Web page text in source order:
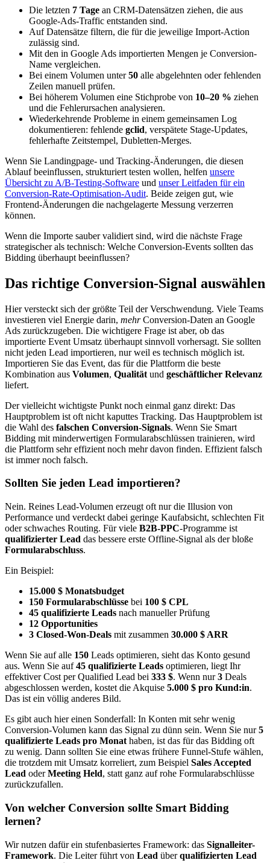
Die letzten 7 Tage an CRM-Datensätzen ziehen, die aus
Google-Ads-Traffic entstanden sind.
Auf Datensätze filtern, die für die jeweilige Import-Action
zulässig sind.
Mit den in Google Ads importierten Mengen je Conversion-
Name vergleichen.
Bei einem Volumen unter50 alle abgelehnten oder fehlenden
Zeilen manuell prüfen.
Bei höherem Volumen eine Stichprobe von 10–20 % ziehen
und die Fehlerursachen analysieren.
Wiederkehrende Probleme in einem gemeinsamen Log
dokumentieren: fehlende gclid, verspätete Stage-Updates,
fehlerhafte Zeitstempel, Dubletten-Merges.
Wenn Sie Landingpage- und Tracking-Änderungen, die diesen
Ablauf beeinflussen, strukturiert testen wollen, helfen unsere
Übersicht zu A/B-Testing-Software und unser Leitfaden für ein
Conversion-Rate-Optimisation-Audit. Beide zeigen gut, wie
Frontend-Änderungen die nachgelagerte Messung verzerren
können.
Wenn die Importe sauber validiert sind, wird die nächste Frage
strategischer als technisch: Welche Conversion-Events sollten das
Bidding überhaupt beeinflussen?
Das richtige Conversion-Signal auswählen
Hier versteckt sich der größte Teil der Verschwendung. Viele Teams
investieren viel Energie darin, mehrConversion-Daten an Google
Ads zurückzugeben. Die wichtigere Frage ist aber, ob das
importierte Event Umsatz überhaupt sinnvoll vorhersagt. Sie sollten
nicht jeden Lead importieren, nur weil es technisch möglich ist.
Importieren Sie das Event, das für die Plattform die beste
Kombination aus Volumen, Qualität und geschäftlicher Relevanz
liefert.
Der vielleicht wichtigste Punkt noch einmal ganz direkt: Das
Hauptproblem ist oft nicht kaputtes Tracking. Das Hauptproblem ist
die Wahl des falschen Conversion-Signals. Wenn Sie Smart
Bidding mit minderwertigen Formularabschlüssen trainieren, wird
die Plattform sehr effizient noch mehr davon finden. Effizient falsch
ist immer noch falsch.
Sollten Sie jeden Lead importieren?
Nein. Reines Lead-Volumen erzeugt oft nur die Illusion von
Performance und verdeckt dabei geringe Kaufabsicht, schlechten Fit
oder schwaches Routing. Für viele B2B-PPC-Programme ist
qualifizierter Lead das bessere erste Offline-Signal als der bloße
Formularabschluss.
Ein Beispiel:
15.000 $ Monatsbudget
150 Formularabschlüsse bei 100 $ CPL
45 qualifizierte Leads nach manueller Prüfung
12 Opportunities
3 Closed-Won-Deals mit zusammen 30.000 $ ARR
Wenn Sie auf alle 150 Leads optimieren, sieht das Konto gesund
aus. Wenn Sie auf45 qualifizierte Leads optimieren, liegt Ihr
effektiver Cost per Qualified Lead bei 333 $. Wenn nur3 Deals
abgeschlossen werden, kostet die Akquise 5.000 $ pro Kund:in.
Das ist ein völlig anderes Bild.
Es gibt auch hier einen Sonderfall: In Konten mit sehr wenig
Conversion-Volumen kann das Signal zu dünn sein. Wenn Sie nur5
qualifizierte Leads pro Monat haben, ist das für das Bidding oft
zu wenig. Dann sollten Sie eine etwas frühere Funnel-Stufe wählen,
die trotzdem mit Umsatz korreliert, zum Beispiel Sales Accepted
Lead oderMeeting Held, statt ganz auf rohe Formularabschlüsse
zurückzufallen.
Von welcher Conversion sollte Smart Bidding
lernen?
Wir nutzen dafür ein stufenbasiertes Framework: das Signalleiter-
Framework. Die Leiter führt von Lead überqualifizierten Lead